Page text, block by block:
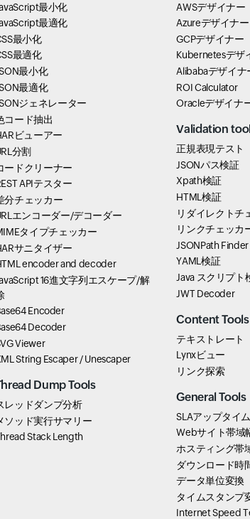
最小化
最適化
最小化
最適化
最小化
最適化
ジェネレーター
コード抽出
ビューアー
分割
ードクリーナー
APIテスター
分チェッカー
エンコーダー/デコーダー
タイプチェッカー
サニタイザー
encoder and decoder
16進文字列エスケープ/解
Encoder
Decoder
Viewer
String Escaper / Unescaper
Dump Tools
レッドダンプ分析
ソッド実行サマリー
Stack Length
AWSデザイナー
Azureデザイナー
GCPデザイナー
Kubernetesデザ
Alibabaデザイナ
ROI Calculator
Oracleデザイナ
Validation
正規表現テスト
JSONパス検証
Xpath検証
HTML検証
リダイレクトチ
リンクチェッカ
JSONPath
YAML検証
Java スクリプト
JWT Decoder
Content Tools
テキストレート
Lynxビュー
リンク探索
General Tools
SLAアップタイ
Webサイト帯域
ホスティング帯
ダウンロード時
データ単位変換
タイムスタンプ
Internet Speed